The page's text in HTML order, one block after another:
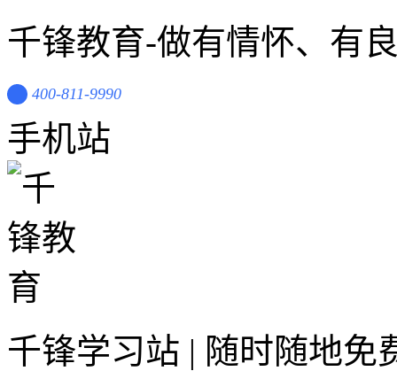
千锋教育-做有情怀、有
400-811-9990
手机站
千锋学习站 | 随时随地免